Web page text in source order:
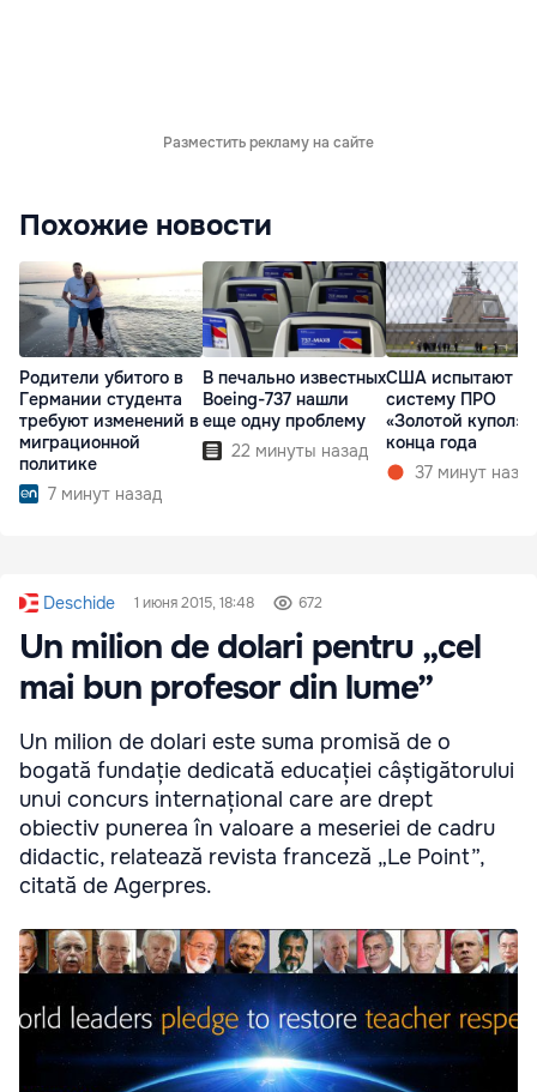
Разместить рекламу на сайте
Похожие новости
Родители убитого в
Германии студента
требуют изменений в
миграционной
политике
7 минут назад
В печально известных
Boeing-737 нашли
еще одну проблему
22 минуты назад
США испытают
систему ПРО
«Золотой купол»
конца года
37 минут назад
Deschide 1 июня 2015, 18:48 672
Un milion de dolari pentru „cel
mai bun profesor din lume”
Un milion de dolari este suma promisă de o
bogată fundație dedicată educației câștigătorului
unui concurs internațional care are drept
obiectiv punerea în valoare a meseriei de cadru
didactic, relatează revista franceză „Le Point”,
citată de Agerpres.